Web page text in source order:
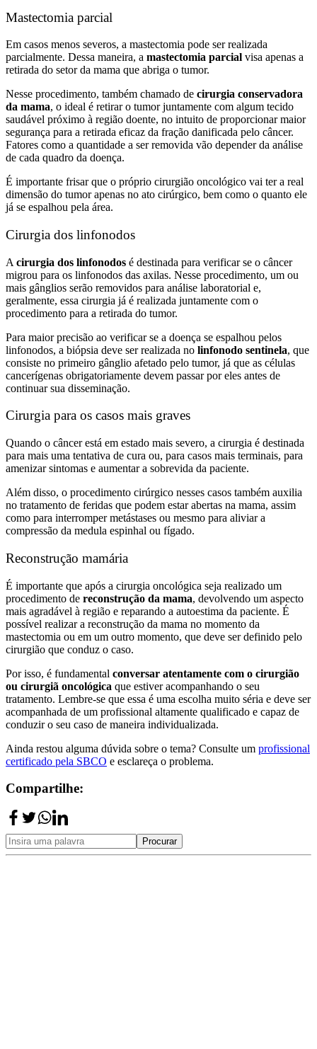
Mastectomia parcial
Em casos menos severos, a mastectomia pode ser realizada
parcialmente. Dessa maneira, a mastectomia parcial visa apenas a
retirada do setor da mama que abriga o tumor.
Nesse procedimento, também chamado de cirurgia conservadora
da mama, o ideal é retirar o tumor juntamente com algum tecido
saudável próximo à região doente, no intuito de proporcionar maior
segurança para a retirada eficaz da fração danificada pelo câncer.
Fatores como a quantidade a ser removida vão depender da análise
de cada quadro da doença.
É importante frisar que o próprio cirurgião oncológico vai ter a real
dimensão do tumor apenas no ato cirúrgico, bem como o quanto ele
já se espalhou pela área.
Cirurgia dos linfonodos
A cirurgia dos linfonodos é destinada para verificar se o câncer
migrou para os linfonodos das axilas. Nesse procedimento, um ou
mais gânglios serão removidos para análise laboratorial e,
geralmente, essa cirurgia já é realizada juntamente com o
procedimento para a retirada do tumor.
Para maior precisão ao verificar se a doença se espalhou pelos
linfonodos, a biópsia deve ser realizada no linfonodo sentinela, que
consiste no primeiro gânglio afetado pelo tumor, já que as células
cancerígenas obrigatoriamente devem passar por eles antes de
continuar sua disseminação.
Cirurgia para os casos mais graves
Quando o câncer está em estado mais severo, a cirurgia é destinada
para mais uma tentativa de cura ou, para casos mais terminais, para
amenizar sintomas e aumentar a sobrevida da paciente.
Além disso, o procedimento cirúrgico nesses casos também auxilia
no tratamento de feridas que podem estar abertas na mama, assim
como para interromper metástases ou mesmo para aliviar a
compressão da medula espinhal ou fígado.
Reconstrução mamária
É importante que após a cirurgia oncológica seja realizado um
procedimento de reconstrução da mama, devolvendo um aspecto
mais agradável à região e reparando a autoestima da paciente. É
possível realizar a reconstrução da mama no momento da
mastectomia ou em um outro momento, que deve ser definido pelo
cirurgião que conduz o caso.
Por isso, é fundamental conversar atentamente com o cirurgião
ou cirurgiã oncológica que estiver acompanhando o seu
tratamento. Lembre-se que essa é uma escolha muito séria e deve ser
acompanhada de um profissional altamente qualificado e capaz de
conduzir o seu caso de maneira individualizada.
Ainda restou alguma dúvida sobre o tema? Consulte um profissional
certificado pela SBCO e esclareça o problema.
Compartilhe:
Procurar